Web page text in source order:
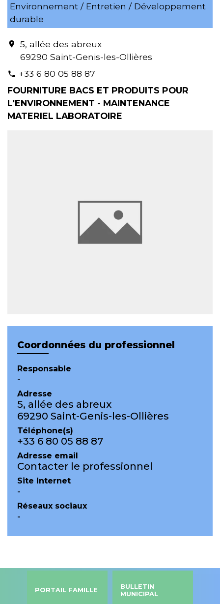
Environnement / Entretien / Développement
durable
location_on
5, allée des abreux
69290 Saint-Genis-les-Ollières
phone +33 6 80 05 88 87
FOURNITURE BACS ET PRODUITS POUR
L'ENVIRONNEMENT - MAINTENANCE
MATERIEL LABORATOIRE
Coordonnées du professionnel
Responsable
-
Adresse
5, allée des abreux
69290 Saint-Genis-les-Ollières
Téléphone(s)
+33 6 80 05 88 87
Adresse email
Contacter le professionnel
Site Internet
-
Réseaux sociaux
-
PORTAIL FAMILLE
BULLETIN
MUNICIPAL